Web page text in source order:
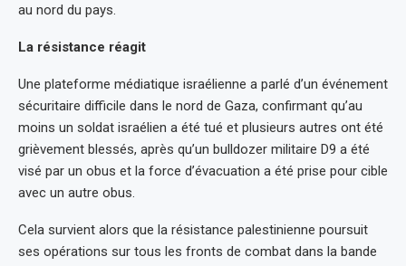
au nord du pays.
La résistance réagit
Une plateforme médiatique israélienne a parlé d’un événement
sécuritaire difficile dans le nord de Gaza, confirmant qu’au
moins un soldat israélien a été tué et plusieurs autres ont été
grièvement blessés, après qu’un bulldozer militaire D9 a été
visé par un obus et la force d’évacuation a été prise pour cible
avec un autre obus.
Cela survient alors que la résistance palestinienne poursuit
ses opérations sur tous les fronts de combat dans la bande